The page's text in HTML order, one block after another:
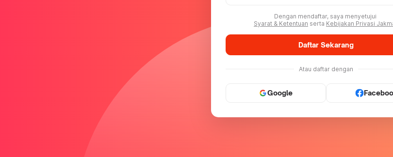
Dengan mendaftar, saya menyetujui
Syarat & Ketentuan serta Kebijakan Privasi
Daftar Sekarang
Atau daftar dengan
Google